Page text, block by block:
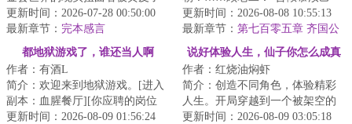
征兵，穿越到了战锤世界，开始
拯救人类之旅的...
更新时间：2026-07-28 00:50:00
最新章节： 完本感言
久，愿聘汝为妇，托付中馈，衍
嗣绵延，终老一...
更新时间：2026-08-08 10:55:13
最新章节： 第七百零五章 齐国公
都地狱游戏了，谁还当人啊
作者：有酒L
简介：欢迎来到地狱游戏。[进入
副本：血腥餐厅][你应聘的岗位
是：外卖员][你的客户有：浑身散
更新时间：2026-08-09 01:56:24
说好体验人生，仙子你怎么成真
了
作者：红烧油焖虾
简介：创造不同角色，体验精彩
人生。开局穿越到一个被架空的
吉祥物皇帝身上，通过百世书体
更新时间：2026-08-09 03:05:18